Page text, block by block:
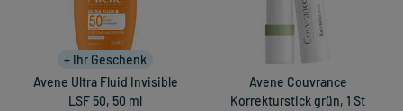
+ Ihr Geschenk
Avene Ultra Fluid Invisible
LSF 50, 50 ml
Avene Couvrance
Korrekturstick grün, 1 St